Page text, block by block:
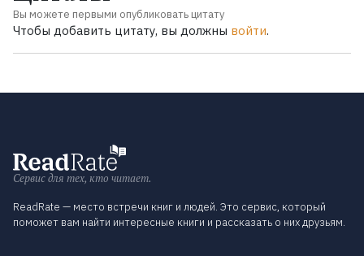
Вы можете первыми опубликовать цитату
Чтобы добавить цитату, вы должны войти.
Сервис для тех, кто читает.
ReadRate — место встречи книг и людей. Это сервис, который
поможет вам найти интересные книги и рассказать о них друзьям.